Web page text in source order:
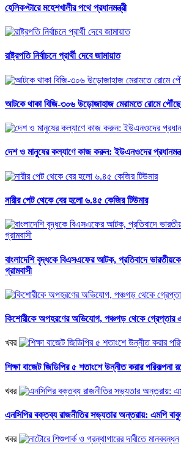
হেলিকপ্টারে মহেশখালীর পথে প্রধানমন্ত্রী
রাষ্ট্রপতি নির্বাচনে প্রার্থী দেবে জামায়াত
আটকে থাকা বিজি-৩০৬ উড়োজাহাজ মেরামতে রোমে
দেশ ও মানুষের কল্যাণে কাজ করুন: ইউএনওদের
নারীর পেট থেকে বের হলো ৬.৪৫ কেজির টিউমার
বাংলাদেশি বৃদ্ধকে বিএসএফের আটক, প্রতিবাদে
গ্রামবাসী
কিশোরীকে অপহরণের অভিযোগ, পঞ্চগড় থেকে
খবর
শিক্ষা বাজেট জিডিপির ৫ শতাংশে উন্নীত করার পরিকল্পনা
খবর
এনসিপির বক্তব্য রাজনীতির সভ্যতার অন্তরায়: এমপি
খবর